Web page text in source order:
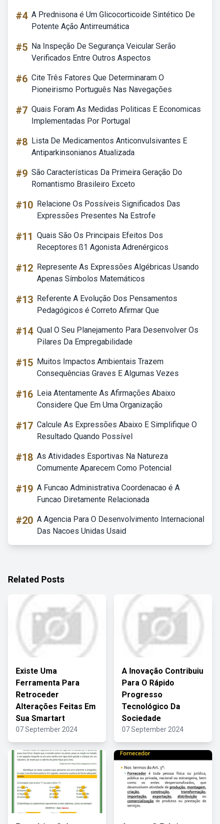
#4 A Prednisona é Um Glicocorticoide Sintético De
Potente Ação Antirreumática
#5 Na Inspeção De Segurança Veicular Serão
Verificados Entre Outros Aspectos
#6 Cite Três Fatores Que Determinaram O
Pioneirismo Português Nas Navegações
#7 Quais Foram As Medidas Politicas E Economicas
Implementadas Por Portugal
#8 Lista De Medicamentos Anticonvulsivantes E
Antiparkinsonianos Atualizada
#9 São Características Da Primeira Geração Do
Romantismo Brasileiro Exceto
#10 Relacione Os Possíveis Significados Das
Expressões Presentes Na Estrofe
#11 Quais São Os Principais Efeitos Dos
Receptores ß1 Agonista Adrenérgicos
#12 Represente As Expressões Algébricas Usando
Apenas Símbolos Matemáticos
#13 Referente A Evolução Dos Pensamentos
Pedagógicos é Correto Afirmar Que
#14 Qual O Seu Planejamento Para Desenvolver Os
Pilares Da Empregabilidade
#15 Muitos Impactos Ambientais Trazem
Consequências Graves E Algumas Vezes
#16 Leia Atentamente As Afirmações Abaixo
Considere Que Em Uma Organização
#17 Calcule As Expressões Abaixo E Simplifique O
Resultado Quando Possível
#18 As Atividades Esportivas Na Natureza
Comumente Aparecem Como Potencial
#19 A Funcao Administrativa Coordenacao é A
Funcao Diretamente Relacionada
#20 A Agencia Para O Desenvolvimento Internacional
Das Nacoes Unidas Usaid
Related Posts
Existe Uma
Ferramenta Para
Retroceder
Alterações Feitas Em
Sua Smartart
07 September 2024
A Inovação Contribuiu
Para O Rápido
Progresso
Tecnológico Da
Sociedade
07 September 2024